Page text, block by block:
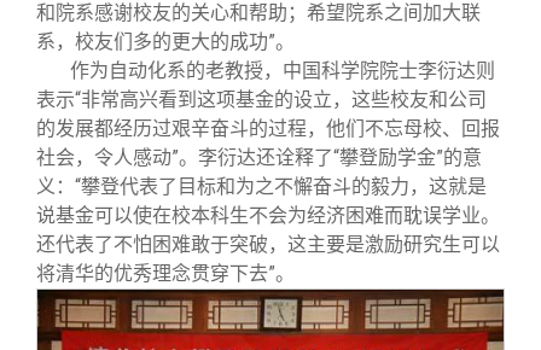
和院系感谢校友的关心和帮助；希望院系之间加大联
系，校友们多的更大的成功”。
作为自动化系的老教授，中国科学院院士李衍达则
表示“非常高兴看到这项基金的设立，这些校友和公司
的发展都经历过艰辛奋斗的过程，他们不忘母校、回报
社会，令人感动”。李衍达还诠释了“攀登励学金”的意
义：“攀登代表了目标和为之不懈奋斗的毅力，这就是
说基金可以使在校本科生不会为经济困难而耽误学业。
还代表了不怕困难敢于突破，这主要是激励研究生可以
将清华的优秀理念贯穿下去”。